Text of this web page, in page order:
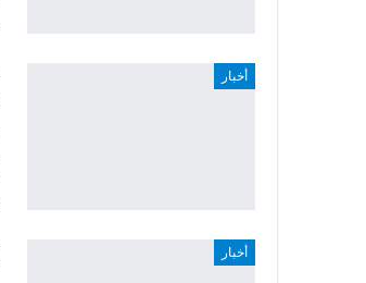
أخبار
أخبار